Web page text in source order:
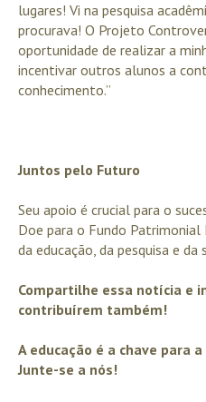
lugares! Vi na pesquisa
procurava! O Projeto
oportunidade de realizar a
incentivar outros alunos a
conhecimento.”
Juntos pelo Futuro
Seu apoio é crucial para o
Doe para o Fundo
da educação, da pesquisa e da
Compartilhe essa notícia e
contribuírem também!
A educação é a chave para
Junte-se a nós!